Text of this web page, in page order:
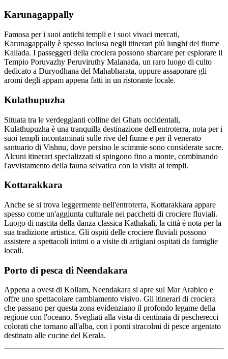
Karunagappally
Famosa per i suoi antichi templi e i suoi vivaci mercati,
Karunagappally è spesso inclusa negli itinerari più lunghi del fiume
Kallada. I passeggeri della crociera possono sbarcare per esplorare il
Tempio Poruvazhy Peruviruthy Malanada, un raro luogo di culto
dedicato a Duryodhana del Mahabharata, oppure assaporare gli
aromi degli appam appena fatti in un ristorante locale.
Kulathupuzha
Situata tra le verdeggianti colline dei Ghats occidentali,
Kulathupuzha è una tranquilla destinazione dell'entroterra, nota per i
suoi templi incontaminati sulle rive del fiume e per il venerato
santuario di Vishnu, dove persino le scimmie sono considerate sacre.
Alcuni itinerari specializzati si spingono fino a monte, combinando
l'avvistamento della fauna selvatica con la visita ai templi.
Kottarakkara
Anche se si trova leggermente nell'entroterra, Kottarakkara appare
spesso come un'aggiunta culturale nei pacchetti di crociere fluviali.
Luogo di nascita della danza classica Kathakali, la città è nota per la
sua tradizione artistica. Gli ospiti delle crociere fluviali possono
assistere a spettacoli intimi o a visite di artigiani ospitati da famiglie
locali.
Porto di pesca di Neendakara
Appena a ovest di Kollam, Neendakara si apre sul Mar Arabico e
offre uno spettacolare cambiamento visivo. Gli itinerari di crociera
che passano per questa zona evidenziano il profondo legame della
regione con l'oceano. Svegliati alla vista di centinaia di pescherecci
colorati che tornano all'alba, con i ponti stracolmi di pesce argentato
destinato alle cucine del Kerala.